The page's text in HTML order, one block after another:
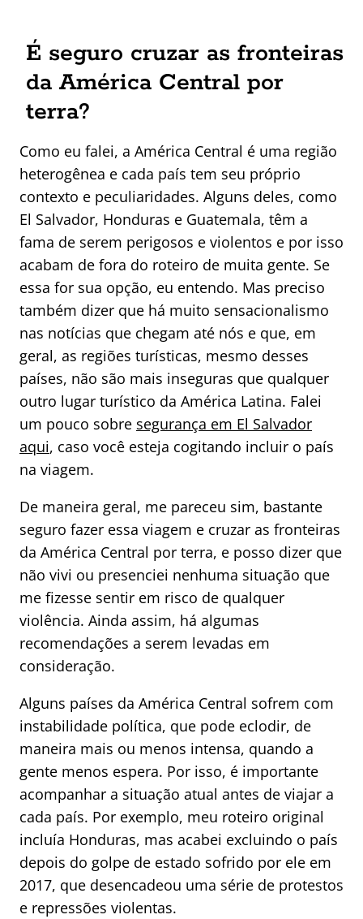
É seguro cruzar as fronteiras
da América Central por
terra?
Como eu falei, a América Central é uma região
heterogênea e cada país tem seu próprio
contexto e peculiaridades. Alguns deles, como
El Salvador, Honduras e Guatemala, têm a
fama de serem perigosos e violentos e por isso
acabam de fora do roteiro de muita gente. Se
essa for sua opção, eu entendo. Mas preciso
também dizer que há muito sensacionalismo
nas notícias que chegam até nós e que, em
geral, as regiões turísticas, mesmo desses
países, não são mais inseguras que qualquer
outro lugar turístico da América Latina. Falei
um pouco sobre segurança em El Salvador
aqui, caso você esteja cogitando incluir o país
na viagem.
De maneira geral, me pareceu sim, bastante
seguro fazer essa viagem e cruzar as fronteiras
da América Central por terra, e posso dizer que
não vivi ou presenciei nenhuma situação que
me fizesse sentir em risco de qualquer
violência. Ainda assim, há algumas
recomendações a serem levadas em
consideração.
Alguns países da América Central sofrem com
instabilidade política, que pode eclodir, de
maneira mais ou menos intensa, quando a
gente menos espera. Por isso, é importante
acompanhar a situação atual antes de viajar a
cada país. Por exemplo, meu roteiro original
incluía Honduras, mas acabei excluindo o país
depois do golpe de estado sofrido por ele em
2017, que desencadeou uma série de protestos
e repressões violentas.